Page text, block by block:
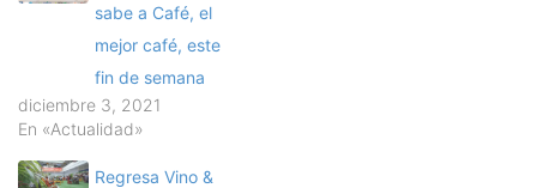
sabe a Café, el
mejor café, este
fin de semana
diciembre 3, 2021
En «Actualidad»
Regresa Vino &